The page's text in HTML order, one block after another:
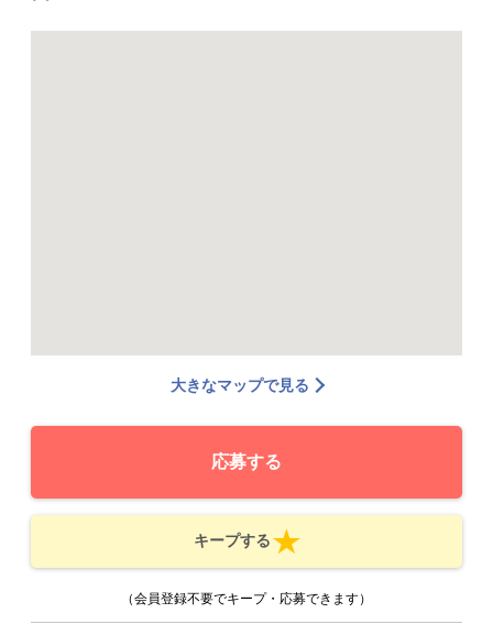
大きなマップで見る
応募する
キープする
（会員登録不要でキープ・応募できます）